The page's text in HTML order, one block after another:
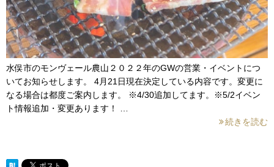
水俣市のモンヴェール農山２０２２年のGWの営業・イベントにつ
いてお知らせします。 4月21日現在決定している内容です。変更に
なる場合は都度ご案内します。 ※4/30追加してます。※5/2イベン
ト情報追加・変更あります！ …
続きを読む